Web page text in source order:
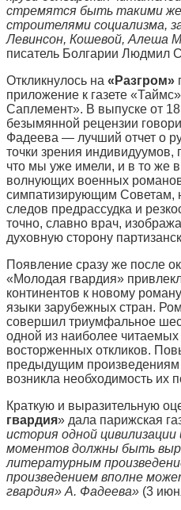
стремятся быть такими
строителями социализма,
Левинсон, Кошевой, Алеша
писатель Болгарии Людмил
Откликнулось на «Разгром»
приложение к газете
Саплемент». В выпуске от
безымянной рецензии
Фадеева — лучший отчет о
точки зрения
что мы уже имели, и в то же
волнующих военных
симпатизирующим Советам,
следов предрассудка и
точно, славно врач,
духовную сторону
Появление сразу же после
«Молодая гвардия»
континентов к новому
языки зарубежных стран.
совершил триумфальное
одной из наиболее
восторженных откликов.
предыдущим
возникла необходимость их
Краткую и выразительную
гвардия» дала парижская
история одной цивилизации
моментов должны быть
литературным
произведением вполне
гвардия» А. Фадеева» (3